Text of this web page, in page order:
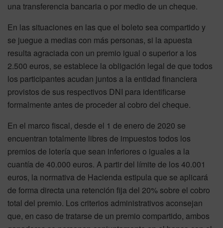
una transferencia bancaria o por medio de un cheque.
En las situaciones en las que el boleto sea compartido y
se juegue a medias con más personas, si la apuesta
resulta agraciada con un premio igual o superior a los
2.500 euros, se establece la obligación legal de que todos
los participantes acudan juntos a la entidad financiera
provistos de sus respectivos DNI para identificarse
formalmente antes de proceder al cobro del cheque.
En el marco fiscal, desde el 1 de enero de 2020 se
encuentran totalmente libres de impuestos todos los
premios de lotería que sean inferiores o iguales a la
cuantía de 40.000 euros. A partir del límite de los 40.001
euros, la normativa de Hacienda estipula que se aplicará
de forma directa una retención fija del 20% sobre el cobro
total del premio. Los criterios administrativos aconsejan
que, en caso de tratarse de un premio compartido, ambos